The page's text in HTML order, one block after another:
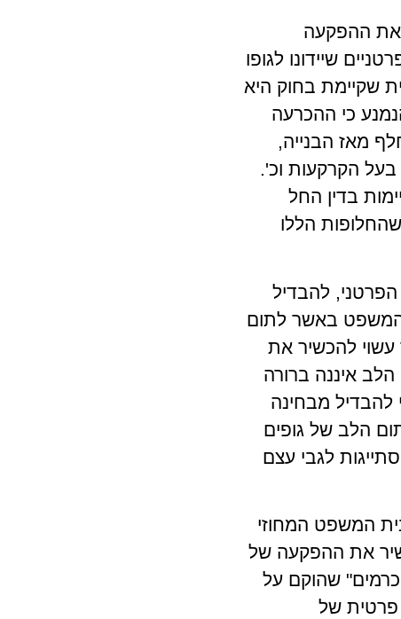
ההפקעה
שיידונו לגופו
שקיימת בחוק היא
כי ההכרעה
מאז הבנייה,
הקרקעות וכ'.
בדין החל
הללו
להבדיל
המשפט באשר לתום
להכשיר את
איננה ברורה
להבדיל מבחינה
הלב של גופים
לגבי עצם
דראל מבית המשפט המחוזי
שהכשיר את ההפקעה של
שהוקם על
פרטית של